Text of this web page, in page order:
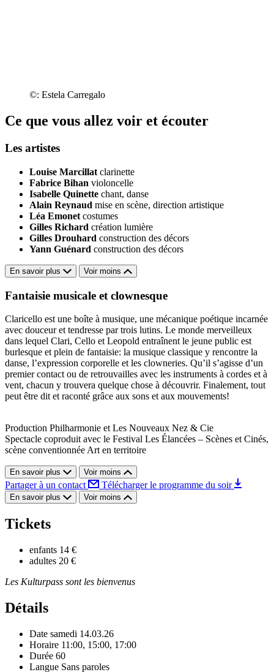
©: Estela Carregalo
Ce que vous allez voir et écouter
Les artistes
Louise Marcillat clarinette
Fabrice Bihan violoncelle
Isabelle Quinette chant, danse
Alain Reynaud mise en scène, direction artistique
Léa Emonet costumes
Gilles Richard création lumière
Gilles Drouhard construction des décors
Yann Guénard construction des décors
En savoir plus Voir moins
Fantaisie musicale et clownesque
Claricello est une boîte à musique, une mécanique poétique incarnée
avec douceur et tendresse par trois lutins. Le monde merveilleux
dans lequel Clari, Cello et Leopold entraînent le jeune public est
burlesque et plein de fantaisie: la musique classique y rencontre la
danse, l’expression corporelle et les clowneries. Qu’il s’agisse d’un
premier contact ou de retrouvailles avec les instruments à cordes et à
vent, chacun y trouvera quelque chose à découvrir. Finalement, tout
peut être dit et raconté grâce aux sons et aux mouvements!
Production Philharmonie et Les Nouveaux Nez & Cie
Spectacle coproduit avec le Festival Les Élancées – Scènes et Cinés,
scène conventionnée Art en territoire
En savoir plus Voir moins
Partager à un contact Télécharger le programme du soir
En savoir plus Voir moins
Tickets
enfants 14 €
adultes 20 €
Les Kulturpass sont les bienvenus
Détails
Date samedi 14.03.26
Horaire 11:00, 15:00, 17:00
Durée 60
Langue Sans paroles